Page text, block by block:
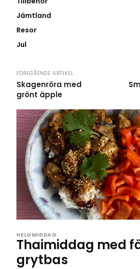
Jämtland
Resor
Jul
FÖREGÅENDE ARTIKEL
Skagenröra med
grönt äpple
HELGMIDDAG
Thaimiddag med
grytbas